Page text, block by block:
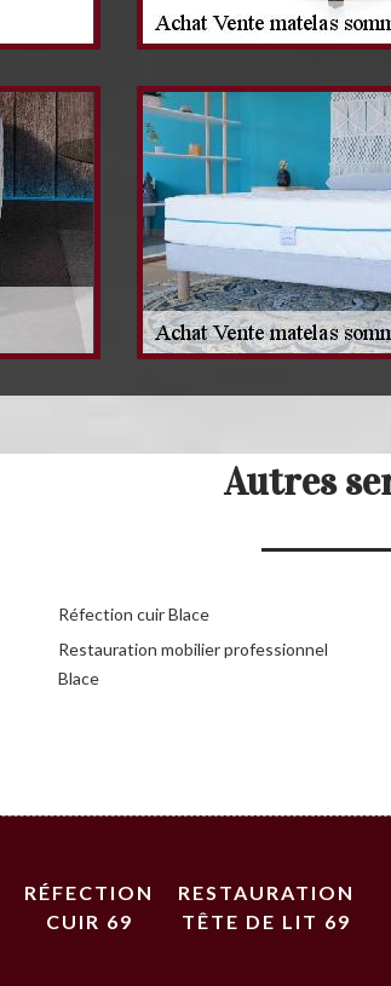
Autres
Réfection cuir Blace
Restauration mobilier professionnel
Blace
RÉFECTION
CUIR 69
RESTAURATION
TÊTE DE LIT 69